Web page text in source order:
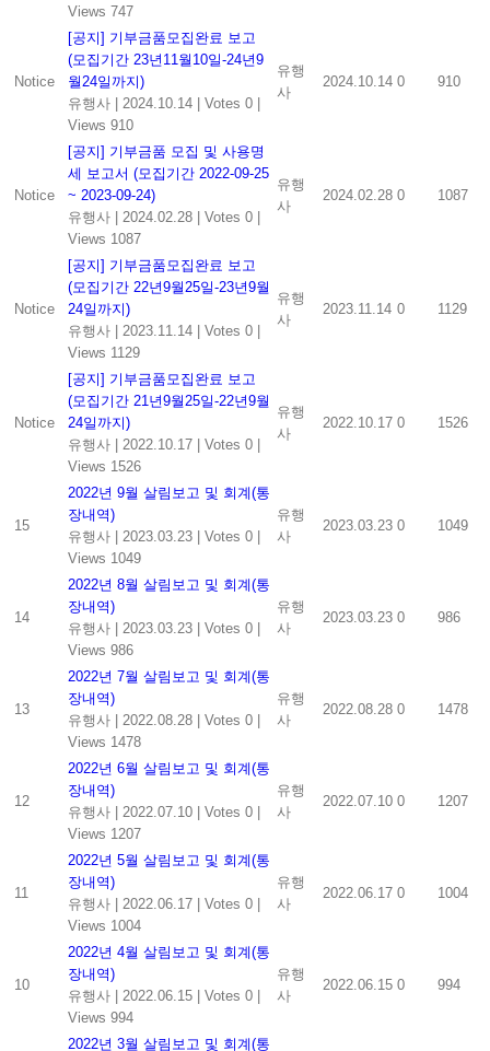
Views 747
Notice
[공지] 기부금품모집완료 보고
(모집기간 23년11월10일-24년9
월24일까지)
유행사
2024.10.14 Votes 0
Views 910
유행
사
2024.10.14 0 910
Notice
[공지] 기부금품 모집 및 사용명
세 보고서 (모집기간 2022-09-25
~ 2023-09-24)
유행사
2024.02.28 Votes 0
Views 1087
유행
사
2024.02.28 0 1087
Notice
[공지] 기부금품모집완료 보고
(모집기간 22년9월25일-23년9월
24일까지)
유행사
2023.11.14 Votes 0
Views 1129
유행
사
2023.11.14 0 1129
Notice
[공지] 기부금품모집완료 보고
(모집기간 21년9월25일-22년9월
24일까지)
유행사
2022.10.17 Votes 0
Views 1526
유행
사
2022.10.17 0 1526
15
2022년 9월 살림보고 및 회계(통
장내역)
유행사
2023.03.23 Votes 0
Views 1049
유행
사
2023.03.23 0 1049
14
2022년 8월 살림보고 및 회계(통
장내역)
유행사
2023.03.23 Votes 0
Views 986
유행
사
2023.03.23 0 986
13
2022년 7월 살림보고 및 회계(통
장내역)
유행사
2022.08.28 Votes 0
Views 1478
유행
사
2022.08.28 0 1478
12
2022년 6월 살림보고 및 회계(통
장내역)
유행사
2022.07.10 Votes 0
Views 1207
유행
사
2022.07.10 0 1207
11
2022년 5월 살림보고 및 회계(통
장내역)
유행사
2022.06.17 Votes 0
Views 1004
유행
사
2022.06.17 0 1004
10
2022년 4월 살림보고 및 회계(통
장내역)
유행사
2022.06.15 Votes 0
Views 994
유행
사
2022.06.15 0 994
2022년 3월 살림보고 및 회계(통